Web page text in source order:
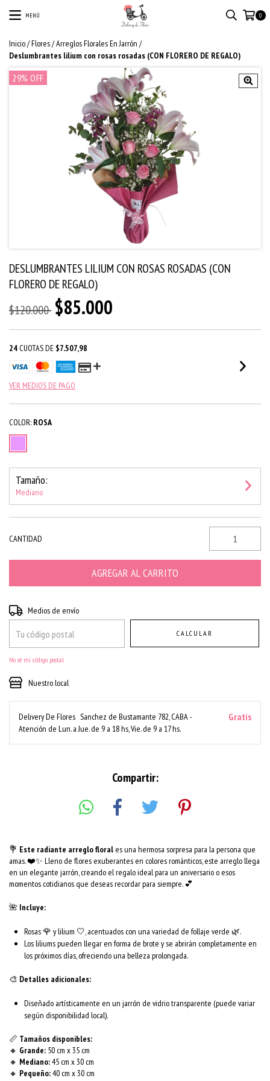
MENÚ 0
Inicio/Flores/Arreglos Florales En Jarrón /
Deslumbrantes lilium con rosas rosadas (CON FLORERO DE REGALO)
29% OFF
DESLUMBRANTES LILIUM CON ROSAS ROSADAS (CON
FLORERO DE REGALO)
$120.000 $85.000
24 CUOTAS DE $7.507,98
VER MEDIOS DE PAGO
COLOR: ROSA
Tamaño:
Mediano
CANTIDAD
Entregas para el CP:
Medios de envío
CALCULAR
No sé mi código postal
Nuestro local
Delivery De Flores Sanchez de Bustamante 782, CABA -
Atención de Lun. a Jue. de 9 a 18 hs, Vie. de 9 a 17 hs.
Gratis
Compartir:
💐 Este radiante arreglo floral es una hermosa sorpresa para la persona que
amas. ❤️✨ Lleno de flores exuberantes en colores románticos, este arreglo llega
en un elegante jarrón, creando el regalo ideal para un aniversario o esos
momentos cotidianos que deseas recordar para siempre. 💕
🌺 Incluye:
Rosas 🌹 y lilium 🤍, acentuados con una variedad de follaje verde 🌿.
Los liliums pueden llegar en forma de brote y se abrirán completamente en
los próximos días, ofreciendo una belleza prolongada.
🎨 Detalles adicionales:
Diseñado artísticamente en un jarrón de vidrio transparente (puede variar
según disponibilidad local).
📏 Tamaños disponibles:
🔸 Grande: 50 cm x 35 cm
🔸 Mediano:45 cm x 30 cm
🔸 Pequeño:40 cm x 30 cm